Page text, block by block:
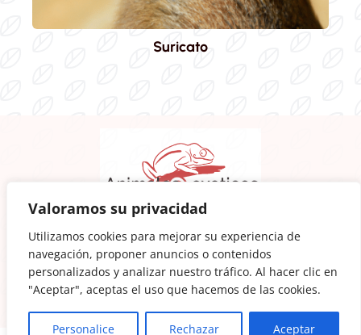
Valoramos su privacidad
Utilizamos cookies para mejorar su experiencia de
navegación, proponer anuncios o contenidos
personalizados y analizar nuestro tráfico. Al hacer clic en
"Aceptar", aceptas el uso que hacemos de las cookies.
Personalice Rechazar Aceptar
Suricato
Animalesexoticos.wiki es un web para amantes de la
naturaleza y lógicamente de los animales
Mapa del Sitio Politica de Privacidad
Politica de Cookies